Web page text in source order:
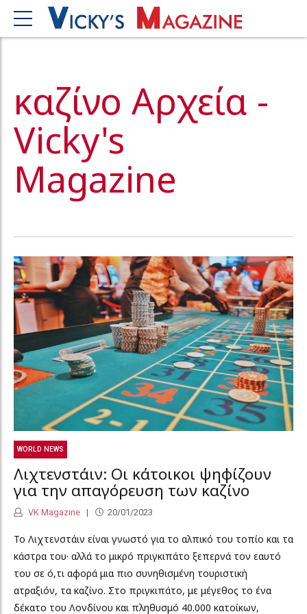
καζίνο Αρχεία -
Vicky's
Magazine
WORLD NEWS
Λιχτενστάιν: Οι κάτοικοι ψηφίζουν
για την απαγόρευση των καζίνο
VK Magazine 20/01/2023
Το Λιχτενστάιν είναι γνωστό για το αλπικό του τοπίο και τα
κάστρα του· αλλά το μικρό πριγκιπάτο ξεπερνά τον εαυτό
του σε ό,τι αφορά μια πιο συνηθισμένη τουριστική
ατραξιόν, τα καζίνο. Στο πριγκιπάτο, με μέγεθος το ένα
δέκατο του Λονδίνου και πληθυσμό 40.000 κατοίκων,